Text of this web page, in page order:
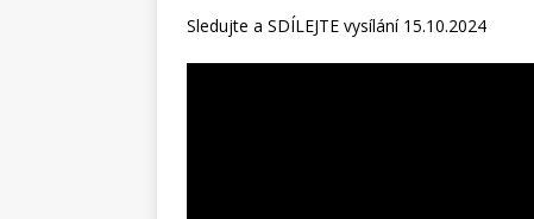
Sledujte a SDÍLEJTE vysílání 15.10.2024